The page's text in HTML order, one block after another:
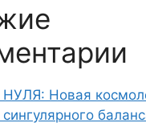
Новая
сингулярного